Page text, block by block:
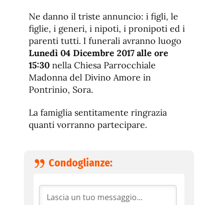
Ne danno il triste annuncio: i figli, le
figlie, i generi, i nipoti, i pronipoti ed i
parenti tutti. I funerali avranno luogo
Lunedì 04 Dicembre 2017 alle ore
15:30 nella Chiesa Parrocchiale
Madonna del Divino Amore in
Pontrinio, Sora.
La famiglia sentitamente ringrazia
quanti vorranno partecipare.
Condoglianze: